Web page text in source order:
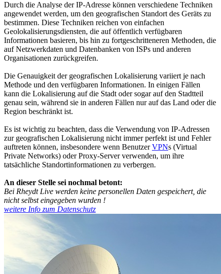
Durch die Analyse der IP-Adresse können verschiedene Techniken
angewendet werden, um den geografischen Standort des Geräts zu
bestimmen. Diese Techniken reichen von einfachen
Geolokalisierungsdiensten, die auf öffentlich verfügbaren
Informationen basieren, bis hin zu fortgeschritteneren Methoden, die
auf Netzwerkdaten und Datenbanken von ISPs und anderen
Organisationen zurückgreifen.
Die Genauigkeit der geografischen Lokalisierung variiert je nach
Methode und den verfügbaren Informationen. In einigen Fällen
kann die Lokalisierung auf die Stadt oder sogar auf den Stadtteil
genau sein, während sie in anderen Fällen nur auf das Land oder die
Region beschränkt ist.
Es ist wichtig zu beachten, dass die Verwendung von IP-Adressen
zur geografischen Lokalisierung nicht immer perfekt ist und Fehler
auftreten können, insbesondere wenn BenutzerVPNs (Virtual
Private Networks) oder Proxy-Server verwenden, um ihre
tatsächliche Standortinformationen zu verbergen.
An dieser Stelle sei nochmal betont:
Bei Rheydt Live werden keine personellen Daten gespeichert, die
nicht selbst eingegeben wurden !
weitere Info zum Datenschutz